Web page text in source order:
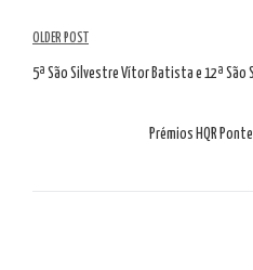
Navegación
por
OLDER POST
5ª São Silvestre Vítor Batista e 12ª São
Prémios HQR